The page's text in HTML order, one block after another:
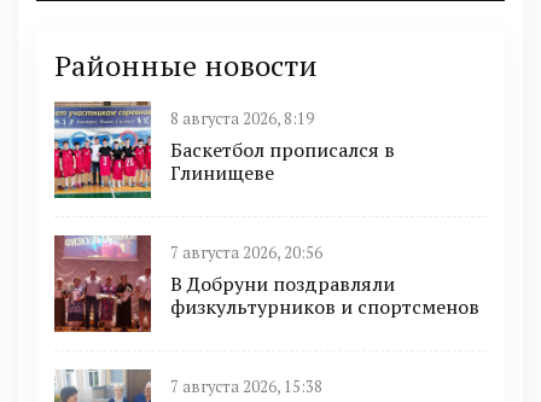
Районные новости
8 августа 2026, 8:19
Баскетбол прописался в
Глинищеве
7 августа 2026, 20:56
В Добруни поздравляли
физкультурников и спортсменов
7 августа 2026, 15:38